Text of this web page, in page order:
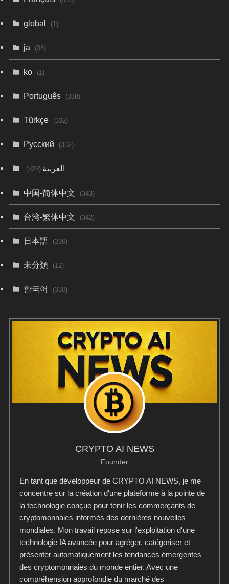
global (1)
ja (38)
ko (1)
Português (338)
Türkçe (332)
Русский (332)
العربية(323)
中国-简体中文 (343)
台湾-繁体中文 (342)
日本語 (296)
未分類 (12)
한국어 (330)
CRYPTO AI NEWS
Founder
En tant que développeur de CRYPTO AI NEWS, je me
concentre sur la création d'une plateforme à la pointe de
la technologie conçue pour tenir les commerçants de
cryptomonnaies informés des dernières nouvelles
mondiales. Mon travail repose sur l'exploitation d'une
technologie IA avancée pour agréger, catégoriser et
présenter automatiquement les tendances émergentes
des cryptomonnaies du monde entier. Avec une
compréhension approfondie du marché des